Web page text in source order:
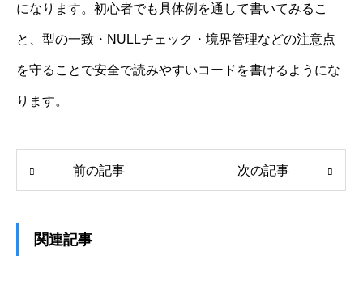
になります。初心者でも具体例を通して書いてみるこ
と、型の一致・NULLチェック・境界管理などの注意点
を守ることで安全で読みやすいコードを書けるようにな
ります。
前の記事 次の記事
関連記事